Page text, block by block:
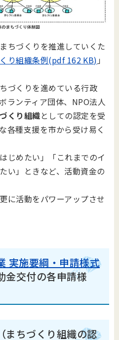
ちづくりを推進していくた
り組織条例(pdf 162 KB) 」
づくりを進めている行政
ランティア団体、NPO法人
くり組織としての認定を受
各種支援を市から受け易く
じめたい」「これまでのイ
い」ときなど、活動資金の
に活動をパワーアップさせ
実施要綱・申請様式
金交付の各申請様
（まちづくり組織の認